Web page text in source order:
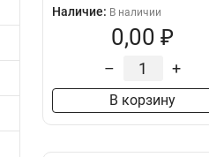
Наличие: В наличии
0,00 ₽
– +
В корзину